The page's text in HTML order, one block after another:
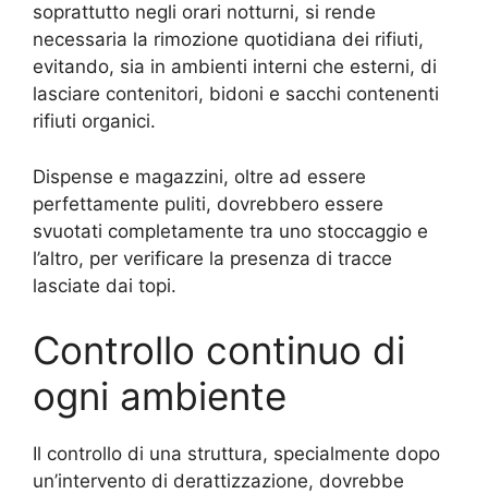
soprattutto negli orari notturni, si rende
necessaria la rimozione quotidiana dei rifiuti,
evitando, sia in ambienti interni che esterni, di
lasciare contenitori, bidoni e sacchi contenenti
rifiuti organici.
Dispense e magazzini, oltre ad essere
perfettamente puliti, dovrebbero essere
svuotati completamente tra uno stoccaggio e
l’altro, per verificare la presenza di tracce
lasciate dai topi.
Controllo continuo di
ogni ambiente
Il controllo di una struttura, specialmente dopo
un’intervento di derattizzazione, dovrebbe